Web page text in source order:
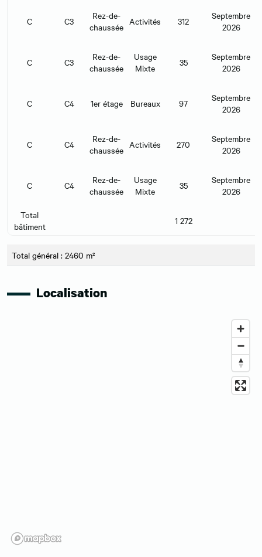
C C3
Rez-de-
chaussée Activités 312
Septembre
2026
C C3
Rez-de-
chaussée
Usage
Mixte
35
Septembre
2026
C C4 1er étage Bureaux 97
Septembre
2026
C C4
Rez-de-
chaussée Activités 270
Septembre
2026
C C4
Rez-de-
chaussée
Usage
Mixte
35
Septembre
2026
Total
bâtiment
1 272
Total général : 2460 m²
Localisation